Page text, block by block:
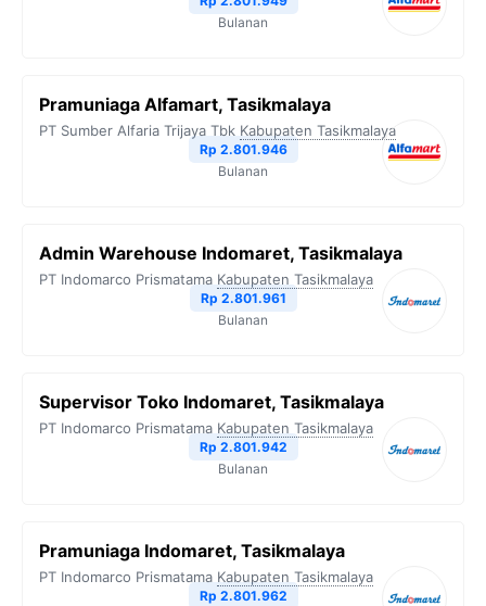
Bulanan
Pramuniaga Alfamart, Tasikmalaya
PT Sumber Alfaria Trijaya Tbk Kabupaten Tasikmalaya
Rp 2.801.946
Bulanan
Admin Warehouse Indomaret, Tasikmalaya
PT Indomarco Prismatama Kabupaten Tasikmalaya
Rp 2.801.961
Bulanan
Supervisor Toko Indomaret, Tasikmalaya
PT Indomarco Prismatama Kabupaten Tasikmalaya
Rp 2.801.942
Bulanan
Pramuniaga Indomaret, Tasikmalaya
PT Indomarco Prismatama Kabupaten Tasikmalaya
Rp 2.801.962